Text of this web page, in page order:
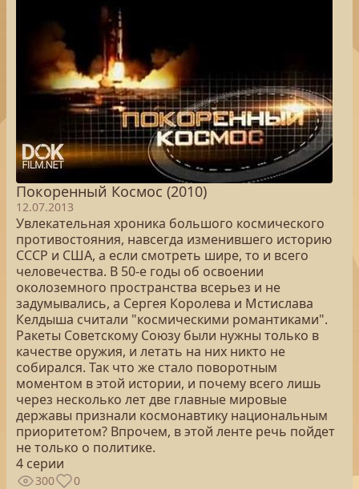
Покоренный Космос (2010)
12.07.2013
Увлекательная хроника большого космического
противостояния, навсегда изменившего историю
СССР и США, а если смотреть шире, то и всего
человечества. В 50-е годы об освоении
околоземного пространства всерьез и не
задумывались, а Сергея Королева и Мстислава
Келдыша считали "космическими романтиками".
Ракеты Советскому Союзу были нужны только в
качестве оружия, и летать на них никто не
собирался. Так что же стало поворотным
моментом в этой истории, и почему всего лишь
через несколько лет две главные мировые
державы признали космонавтику национальным
приоритетом? Впрочем, в этой ленте речь пойдет
не только о политике.
4 серии
300 0